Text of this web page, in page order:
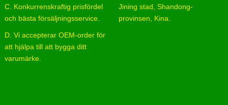
C. Konkurrenskraftig prisfördel
och bästa försäljningsservice.
D. Vi accepterar OEM-order för
att hjälpa till att bygga ditt
varumärke.
Jining stad, Shandong-
provinsen, Kina.